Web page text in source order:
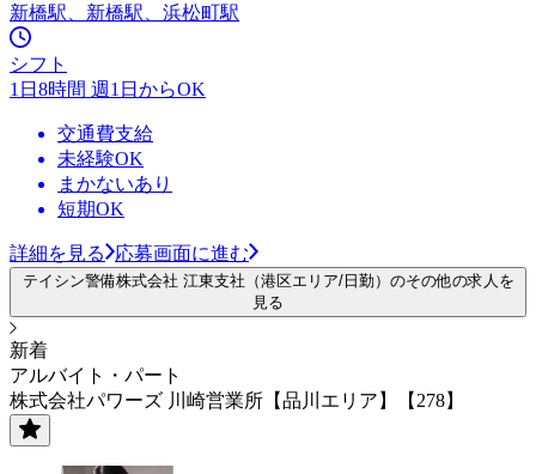
新橋駅、新橋駅、浜松町駅
シフト
1日8時間 週1日からOK
交通費支給
未経験OK
まかないあり
短期OK
詳細を見る 応募画面に進む
テイシン警備株式会社 江東支社（港区エリア/日勤）のその他の求人を
見る
新着
アルバイト・パート
株式会社パワーズ 川崎営業所【品川エリア】【278】